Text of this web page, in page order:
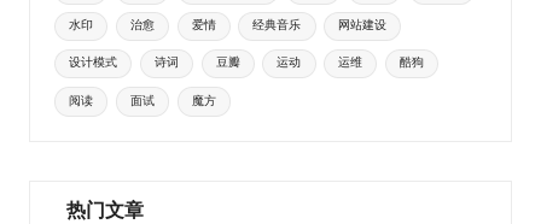
水印 治愈 爱情 经典音乐 网站建设
设计模式 诗词 豆瓣 运动 运维 酷狗
阅读 面试 魔方
热门文章